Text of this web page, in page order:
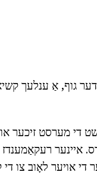
גוף, אַ ענלעך
די מערסט זיכער
רעקאַמענדז
די אויער לאָוב צו